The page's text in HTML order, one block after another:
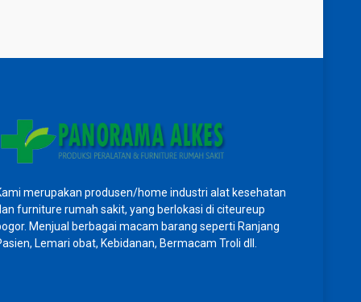
merupakan produsen/home industri alat kesehatan
furniture rumah sakit, yang berlokasi di citeureup
Menjual berbagai macam barang seperti Ranjang
Lemari obat, Kebidanan, Bermacam Troli dll.